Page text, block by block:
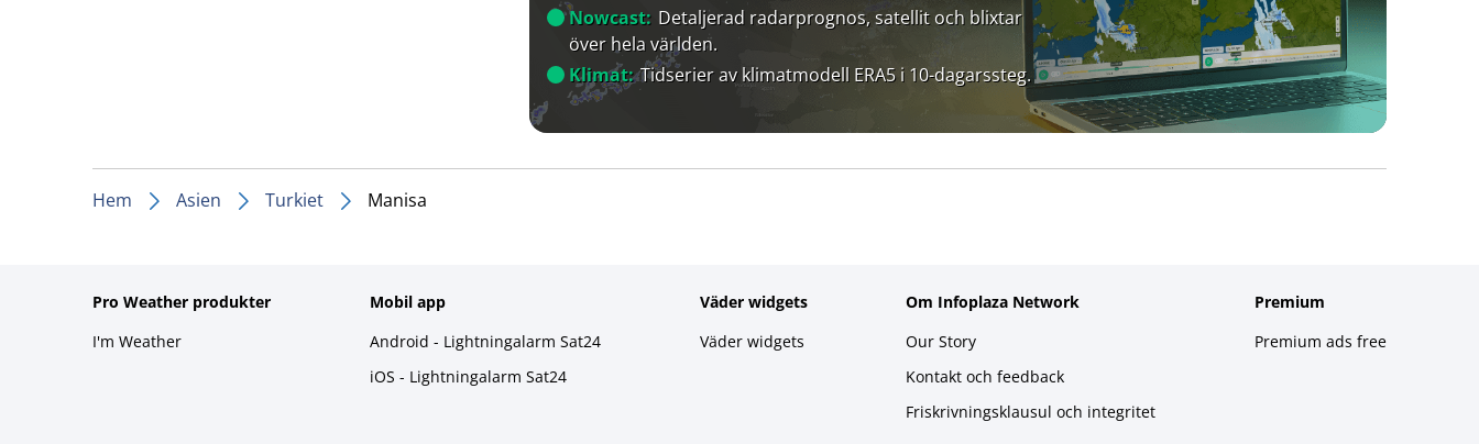
Nowcast: Detaljerad radarprognos, satellit och blixtar
över hela världen.
Klimat: Tidserier av klimatmodell ERA5 i 10-dagarssteg.
Hem Asien Turkiet Manisa
Pro Weather produkter
I'm Weather
Mobil app
Android - Lightningalarm Sat24
iOS - Lightningalarm Sat24
Väder widgets
Väder widgets
Om Infoplaza Network
Our Story
Kontakt och feedback
Friskrivningsklausul och integritet
Premium
Premium ads free